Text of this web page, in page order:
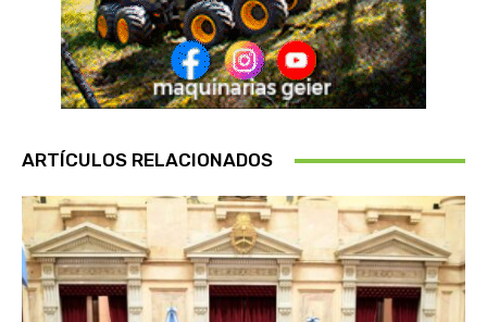
ARTÍCULOS RELACIONADOS